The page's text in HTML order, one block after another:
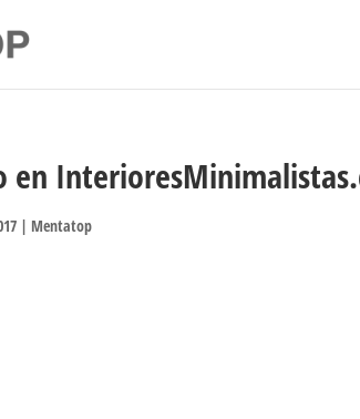
en
| Mentatop